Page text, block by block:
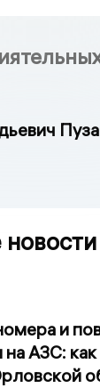
и
АЗС: как